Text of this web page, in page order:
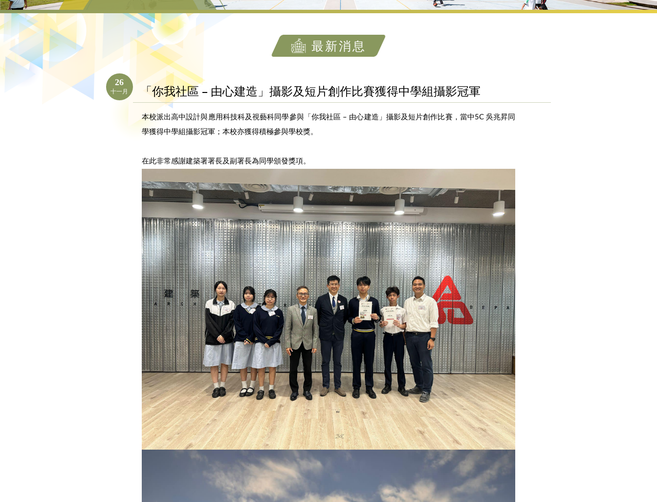
最新消息
26
十一月 「你我社區 – 由心建造」攝影及短片創作比賽獲得中學組攝影冠軍
本校派出高中設計與應用科技科及視藝科同學參與「你我社區 – 由心建造」攝影及短片創作比賽，當中5C 吳兆昇同
學獲得中學組攝影冠軍；本校亦獲得積極參與學校獎。
在此非常感謝建築署署長及副署長為同學頒發獎項。